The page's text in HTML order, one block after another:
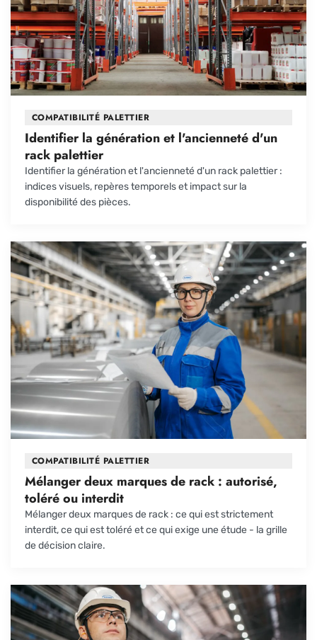
COMPATIBILITÉ PALETTIER
Identifier la génération et l'ancienneté d'un
rack palettier
Identifier la génération et l'ancienneté d'un rack palettier :
indices visuels, repères temporels et impact sur la
disponibilité des pièces.
COMPATIBILITÉ PALETTIER
Mélanger deux marques de rack : autorisé,
toléré ou interdit
Mélanger deux marques de rack : ce qui est strictement
interdit, ce qui est toléré et ce qui exige une étude - la grille
de décision claire.